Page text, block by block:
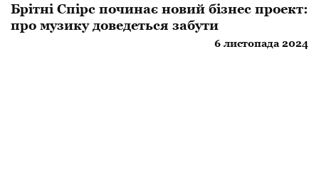
Брітні Спірс починає новий бізнес проект:
про музику доведеться забути
6 листопада 2024